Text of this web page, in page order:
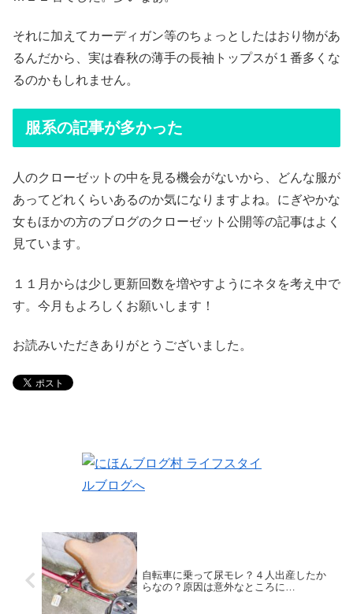
それに加えてカーディガン等のちょっとしたはおり物があ
るんだから、実は春秋の薄手の長袖トップスが１番多くな
るのかもしれません。
服系の記事が多かった
人のクローゼットの中を見る機会がないから、どんな服が
あってどれくらいあるのか気になりますよね。にぎやかな
女もほかの方のブログのクローゼット公開等の記事はよく
見ています。
１１月からは少し更新回数を増やすようにネタを考え中で
す。今月もよろしくお願いします！
お読みいただきありがとうございました。
自転車に乗って尿モレ？４人出産したか
らなの？原因は意外なところに…